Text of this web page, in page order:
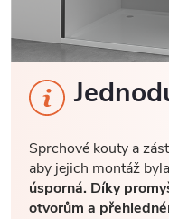
Sprchové kouty a
aby jejich montáž
úsporná. Díky
otvorům a